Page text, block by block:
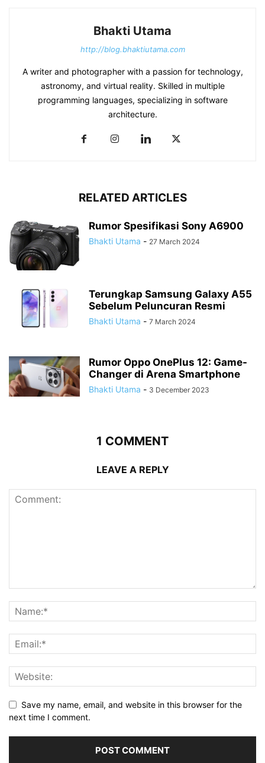
Bhakti Utama
http://blog.bhaktiutama.com
A writer and photographer with a passion for technology,
astronomy, and virtual reality. Skilled in multiple
programming languages, specializing in software
architecture.
RELATED ARTICLES
Rumor Spesifikasi Sony A6900
Bhakti Utama - 27 March 2024
Terungkap Samsung Galaxy A55
Sebelum Peluncuran Resmi
Bhakti Utama - 7 March 2024
Rumor Oppo OnePlus 12: Game-
Changer di Arena Smartphone
Bhakti Utama - 3 December 2023
1 COMMENT
LEAVE A REPLY
Save my name, email, and website in this browser for the
next time I comment.